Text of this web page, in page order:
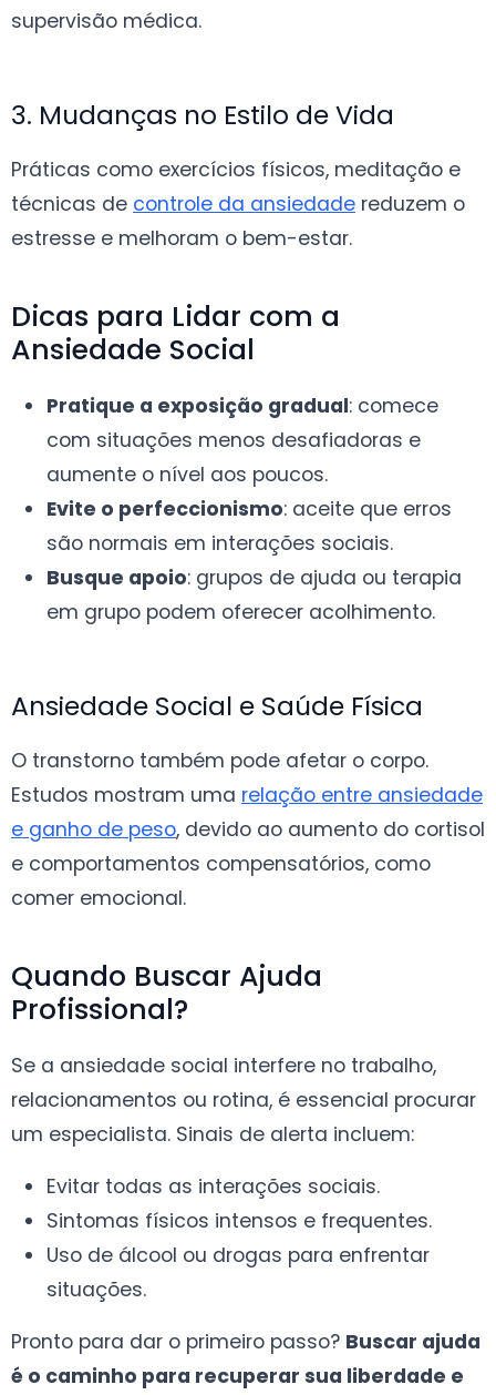
supervisão médica.
3. Mudanças no Estilo de Vida
Práticas como exercícios físicos, meditação e
técnicas de controle da ansiedade reduzem o
estresse e melhoram o bem-estar.
Dicas para Lidar com a
Ansiedade Social
Pratique a exposição gradual: comece
com situações menos desafiadoras e
aumente o nível aos poucos.
Evite o perfeccionismo: aceite que erros
são normais em interações sociais.
Busque apoio: grupos de ajuda ou terapia
em grupo podem oferecer acolhimento.
Ansiedade Social e Saúde Física
O transtorno também pode afetar o corpo.
Estudos mostram uma relação entre ansiedade
e ganho de peso, devido ao aumento do cortisol
e comportamentos compensatórios, como
comer emocional.
Quando Buscar Ajuda
Profissional?
Se a ansiedade social interfere no trabalho,
relacionamentos ou rotina, é essencial procurar
um especialista. Sinais de alerta incluem:
Evitar todas as interações sociais.
Sintomas físicos intensos e frequentes.
Uso de álcool ou drogas para enfrentar
situações.
Pronto para dar o primeiro passo? Buscar ajuda
é o caminho para recuperar sua liberdade e